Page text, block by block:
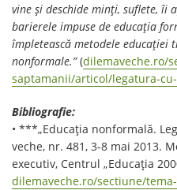
vine şi deschide minţi, suflete, îi
barierele impuse de educaţia
împletească metodele educaţiei
nonformale.”(dilemaveche.ro/
saptamanii/articol/legatura-
Bibliografie:
• ***„Educația nonformală.
veche, nr. 481, 3-8 mai 2013.
executiv, Centrul „Educaţia
dilemaveche.ro/sectiune/